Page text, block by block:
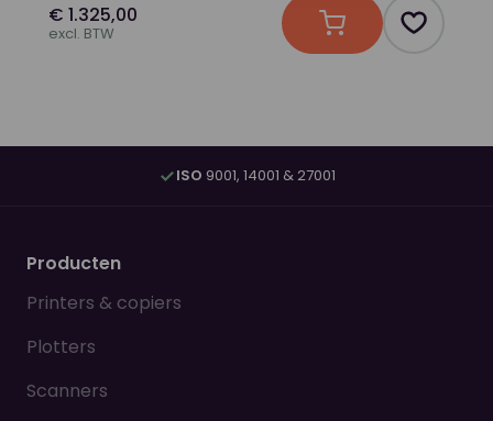
€ 1.325,00
excl. BTW In winkelwagen
Product
ISO 9001, 14001 & 27001
Producten
Printers & copiers
Plotters
Scanners